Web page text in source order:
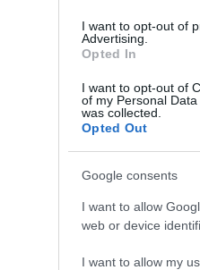
I want to opt-out of
Advertising.
Opted In
I want to opt-out of
of my Personal
was collected.
Opted Out
Google consents
I want to allow
web or device
I want to allow my